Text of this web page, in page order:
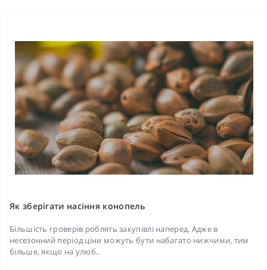
Як зберігати насіння конопель
Більшість гроверів роблять закупівлі наперед. Адже в
несезонний період ціни можуть бути набагато нижчими, тим
більше, якщо на улюб..